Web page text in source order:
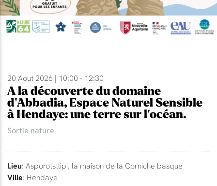
20 Aout 2026 | 10:00 - 12:30
A la découverte du domaine
d'Abbadia, Espace Naturel Sensible
à Hendaye: une terre sur l'océan.
Sortie nature
Lieu: Asporotsttipi, la maison de la Corniche basque
Ville: Hendaye